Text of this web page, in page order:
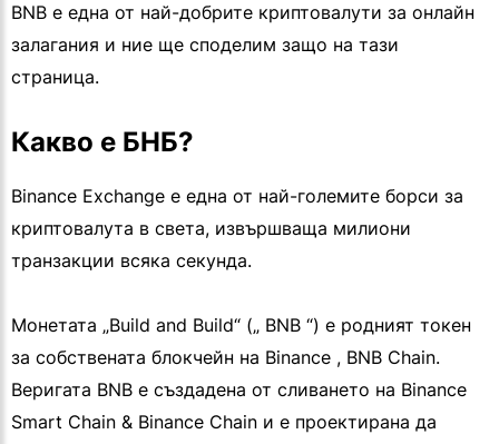
BNB е една от най-добрите криптовалути за онлайн
залагания и ние ще споделим защо на тази
страница.
Какво е БНБ?
Binance Exchange е една от най-големите борси за
криптовалута в света, извършваща милиони
транзакции всяка секунда.
Монетата „Build and Build“ („ BNB “) е родният токен
за собствената блокчейн на Binance , BNB Chain.
Веригата BNB е създадена от сливането на Binance
Smart Chain & Binance Chain и е проектирана да